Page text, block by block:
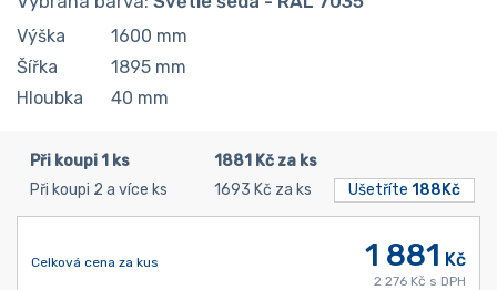
Výška 1600 mm
Šířka
1895 mm
Hloubka
40 mm
Při koupi 1 ks
1881 Kč za ks
Při koupi 2 a více ks
1693 Kč za ks Ušetříte 188Kč
Celková cena za kus 1 881 Kč
2 276 Kč s DPH